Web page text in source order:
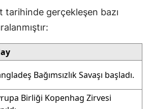
tarihinde gerçekleşen bazı
Bağımsızlık Savaşı başladı.
Birliği Kopenhag Zirvesi